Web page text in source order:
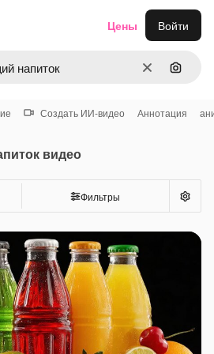
ОчиститьПоиск
Цены Войти
Создать ИИ-видео Аннотация
видео
Фильтры